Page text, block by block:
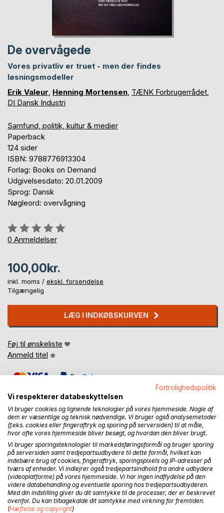
De overvågede
Vores privatliv er truet - men der findes
løsningsmodeller
Erik Valeur, Henning Mortensen, TÆNK Forbrugerrådet,
DI Dansk Industri
Samfund, politik, kultur & medier
Paperback
124 sider
ISBN: 9788776913304
Forlag: Books on Demand
Udgivelsesdato: 20.01.2009
Sprog: Dansk
Nøgleord: overvågning
Anmeldelse::
0%
0 Anmeldelser
100,00kr.
inkl. moms / ekskl. forsendelse
Tilgængelig
LÆG I INDKØBSKURVEN
Føj til ønskeliste
Anmeld titel
BESKRIVELSE
Overvågning vil i et vist omfang ensrette mennesker, så
kreativitet og forskellighed ikke får tilstrækkeligt spillerum.
Mennesker kommer i stedet til at bruge deres energi på at
være ens og ikke skille sig ud fra mængden.
Fortrolighedspolitik
Vi respekterer databeskyttelsen
Vi bruger cookies og lignende teknologier på vores hjemmeside. Nogle af
dem er væsentlige og teknisk nødvendige. Vi bruger også analysemetoder
(f.eks. cookies eller fingeraftryk og sporing på serversiden) til at måle,
hvor ofte vores hjemmeside bliver besøgt, og hvordan den bliver brugt.
Vi bruger sporingsteknologier til markedsføringsformål og bruger sporing
på serversiden samt tredjepartsudbydere til dette formål, hvilket kan
indebære brug af cookies, fingeraftryk, sporingspixels og IP-adresser på
tværs af enheder. Vi indlejrer også tredjepartsindhold fra andre udbydere
(videoplatforme) på vores hjemmeside. Vi har ingen indflydelse på den
videre databehandling og eventuelle sporing hos tredjepartsudbyderen.
Med din indstilling giver du dit samtykke til de processer, der er beskrevet
ovenfor. Du kan tilbagekalde dit samtykke med virkning for fremtiden.
(Hæftelse og copyright)